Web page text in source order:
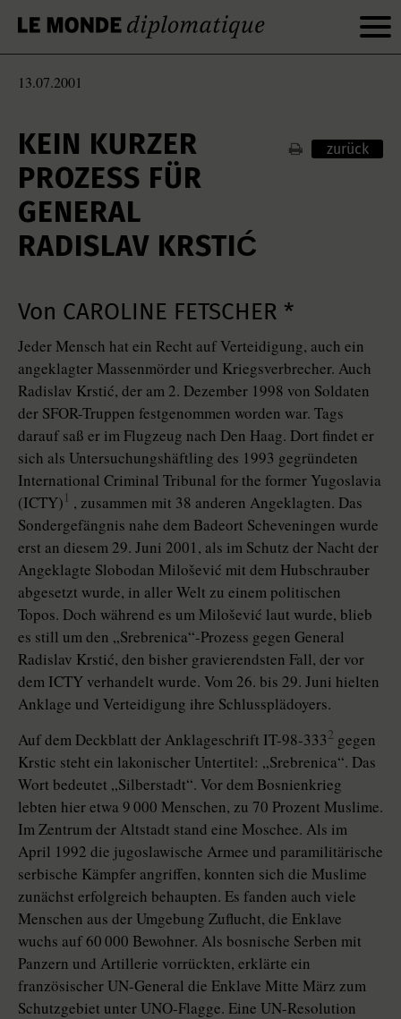
13.07.2001
KEIN KURZER
PROZESS FÜR
GENERAL
RADISLAV KRSTIĆ
zurück
Von CAROLINE FETSCHER *
Jeder Mensch hat ein Recht auf Verteidigung, auch ein
angeklagter Massenmörder und Kriegsverbrecher. Auch
Radislav Krstić, der am 2. Dezember 1998 von Soldaten
der SFOR-Truppen festgenommen worden war. Tags
darauf saß er im Flugzeug nach Den Haag. Dort findet er
sich als Untersuchungshäftling des 1993 gegründeten
International Criminal Tribunal for the former Yugoslavia
(ICTY) 1 , zusammen mit 38 anderen Angeklagten. Das
Sondergefängnis nahe dem Badeort Scheveningen wurde
erst an diesem 29. Juni 2001, als im Schutz der Nacht der
Angeklagte Slobodan Milošević mit dem Hubschrauber
abgesetzt wurde, in aller Welt zu einem politischen
Topos. Doch während es um Milošević laut wurde, blieb
es still um den „Srebrenica“-Prozess gegen General
Radislav Krstić, den bisher gravierendsten Fall, der vor
dem ICTY verhandelt wurde. Vom 26. bis 29. Juni hielten
Anklage und Verteidigung ihre Schlussplädoyers.
Auf dem Deckblatt der Anklageschrift IT-98-3332 gegen
Krstic steht ein lakonischer Untertitel: „Srebrenica“. Das
Wort bedeutet „Silberstadt“. Vor dem Bosnienkrieg
lebten hier etwa 9 000 Menschen, zu 70 Prozent Muslime.
Im Zentrum der Altstadt stand eine Moschee. Als im
April 1992 die jugoslawische Armee und paramilitärische
serbische Kämpfer angriffen, konnten sich die Muslime
zunächst erfolgreich behaupten. Es fanden auch viele
Menschen aus der Umgebung Zuflucht, die Enklave
wuchs auf 60 000 Bewohner. Als bosnische Serben mit
Panzern und Artillerie vorrückten, erklärte ein
französischer UN-General die Enklave Mitte März zum
Schutzgebiet unter UNO-Flagge. Eine UN-Resolution